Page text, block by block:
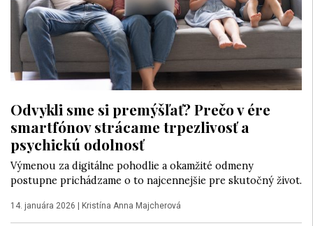
Odvykli sme si premýšľať? Prečo v ére
smartfónov strácame trpezlivosť a
psychickú odolnosť
Výmenou za digitálne pohodlie a okamžité odmeny
postupne prichádzame o to najcennejšie pre skutočný život.
14. januára 2026 | Kristína Anna Majcherová